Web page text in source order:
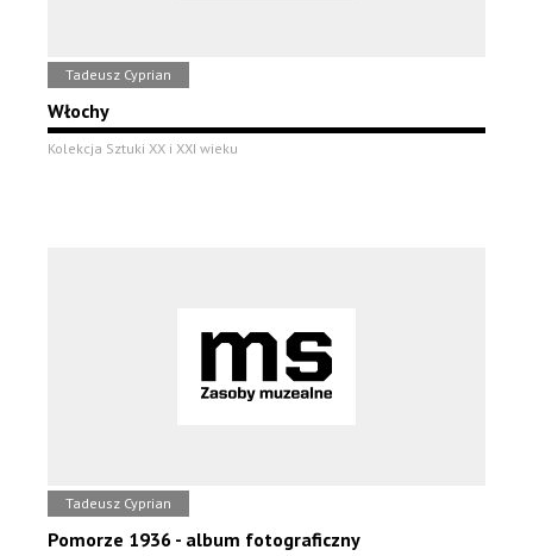
Tadeusz Cyprian
Włochy
Kolekcja Sztuki XX i XXI wieku
Tadeusz Cyprian
Pomorze 1936 - album fotograficzny